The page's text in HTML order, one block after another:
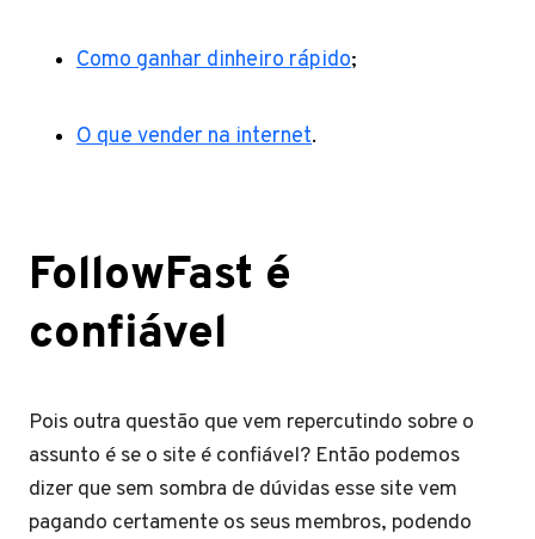
Como ganhar dinheiro rápido;
O que vender na internet.
FollowFast é
confiável
Pois outra questão que vem repercutindo sobre o
assunto é se o site é confiável? Então podemos
dizer que sem sombra de dúvidas esse site vem
pagando certamente os seus membros, podendo